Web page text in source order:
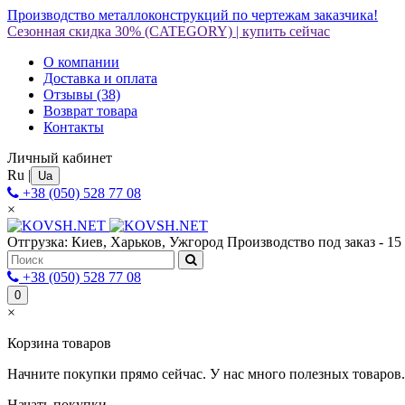
Производство металлоконструкций по чертежам заказчика!
Сезонная скидка 30% (CATEGORY) | купить сейчас
О компании
Доставка и оплата
Отзывы (38)
Возврат товара
Контакты
Личный кабинет
Ru | Ua
+38 (050) 528 77 08
×
Отгрузка: Киев, Харьков, Ужгород Производство под заказ -
+38 (050) 528 77 08
0
×
Корзина товаров
Начните покупки прямо сейчас. У нас много полезных товаров.